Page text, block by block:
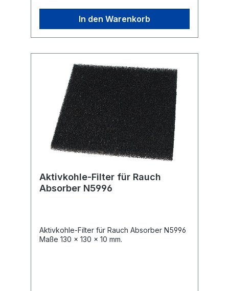
Temperaturbereich: 180℃~480℃
Lötkolben, 100℃~500℃ Heißluftkolben Mit
in der Hand Leichtgewicht: Nur 522g Mit
automatischer Sleep-Funktion: Lötkolben
und Heißluftkolben wechseln automatisch in
den Ruhemodus nach 20 Minuten Inaktivität
Nutzt die populären 900M
Lötspitzen Praktisches Zubehör im
Lieferumfang: Lötkolbenständer und
Heißluftkolbenständer aus Metall,
Reinigungsschwamm, 2
Heißluftdüsen Vielseitig einsetzbar, ideal für
Elektroniker, Ingenieure, Bastler und
Hochwertiges und konformes Produkt,
entspricht allen EU
GR, IT, ES, ET)
In den Warenkorb
Aktivkohle-Filter für Rauch
Absorber N5996
Aktivkohle-Filter für Rauch Absorber N5996
Maße 130 x 130 x 10 mm.